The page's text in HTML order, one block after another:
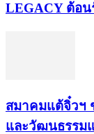
LEGACY ต้อ
สมาคมแต้จิ๋วฯ
และวัฒนธรรม